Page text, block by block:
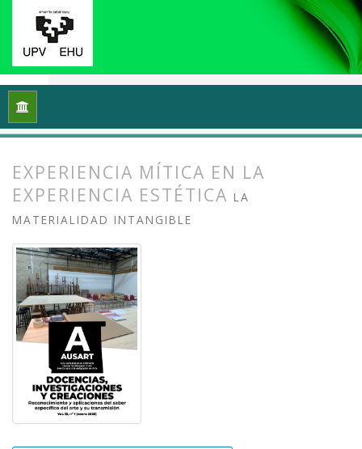
Inicio
EXPERIENCIA MÍTICA EN LA
EXPERIENCIA ESTÉTICA LA
MATERIALIDAD INTANGIBLE